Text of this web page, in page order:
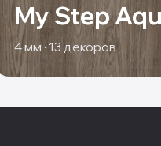
My Step
4мм ·13 декоров